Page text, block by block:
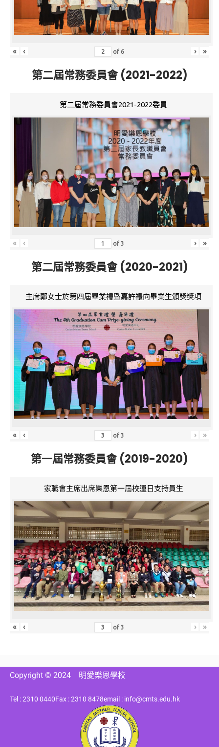
« ‹ of 6 › »
第二屆常務委員會 (2021-2022)
第二屆常務委員會2021-2022委員
« ‹ of3 › »
第二屆常務委員會 (2020-2021)
主席鄭女士於第四屆畢業禮暨嘉許禮向畢業生頒獎獎項
« ‹ of3 › »
第一屆常務委員會 (2019-2020)
家職會主席出席樂恩第一屆校運日支持員生
« ‹ of3 › »
Copyright © 2024 明愛樂恩學校
Tel : 2310 0440Fax : 2310 8478email : info@cmts.edu.hk